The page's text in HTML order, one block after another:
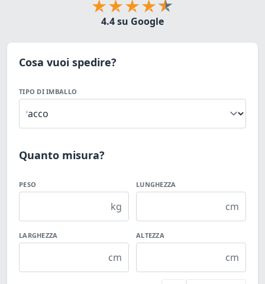
4.4 su Google
Cosa vuoi spedire?
TIPO DI IMBALLO
Quanto misura?
PESO
kg
LUNGHEZZA
cm
LARGHEZZA
cm
ALTEZZA
cm